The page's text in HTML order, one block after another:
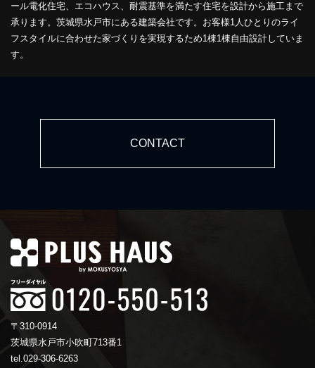
ール電化住宅、エコハウス、耐震基準を満たす住宅を設計から施工まで
承ります。茨城県水戸市にある建築会社です。お客様1人ひとりのライ
フスタイルに合わせた家づくりを実現するため1棟1棟自由設計していま
す。
CONTACT
〒310-0914
茨城県水戸市小吹町713番1
tel.029-306-6263